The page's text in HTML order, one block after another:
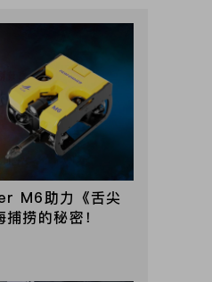
M6助力《舌尖
捞的秘密！